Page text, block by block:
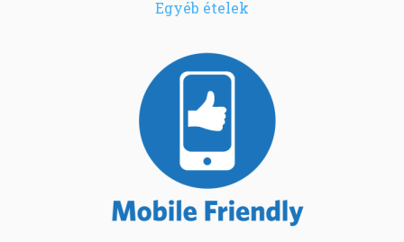
Egyéb ételek